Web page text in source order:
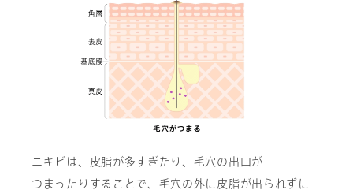
ニキビは、皮脂が多すぎたり、毛穴の出口が
つまったりすることで、​毛穴の外に皮脂が出られずに